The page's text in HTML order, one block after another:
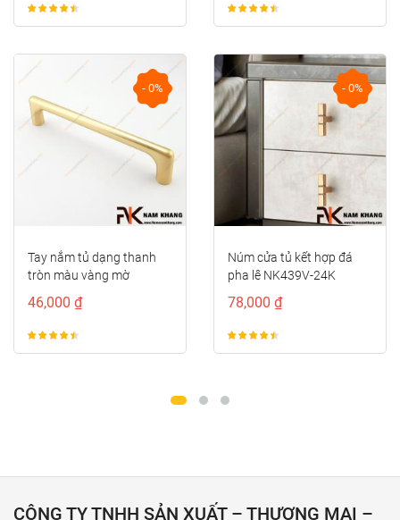
- 0%
Tay nắm tủ dạng thanh
tròn màu vàng mờ
46,000 ₫
- 0%
Núm cửa tủ kết hợp đá
pha lê NK439V-24K
78,000 ₫
CÔNG TY TNHH SẢN XUẤT – THƯƠNG MẠI –